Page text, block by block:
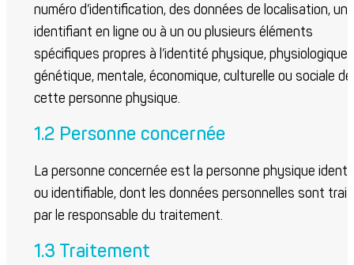
numéro d’identification, des données de localisation, un
identifiant en ligne ou à un ou plusieurs éléments
spécifiques propres à l’identité physique, physiologique,
génétique, mentale, économique, culturelle ou sociale de
cette personne physique.
1.2 Personne concernée
La personne concernée est la personne physique
ou identifiable, dont les données personnelles sont
par le responsable du traitement.
1.3 Traitement